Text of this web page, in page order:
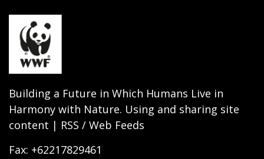
Building a Future in Which Humans Live in
Harmony with Nature. Using and sharing site
content | RSS / Web Feeds
Fax: +62217829461